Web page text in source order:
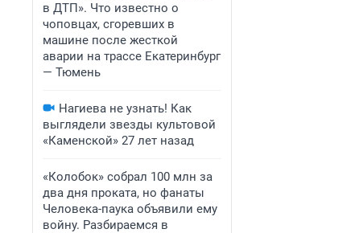
в ДТП». Что известно о
чоповцах, сгоревших в
машине после жесткой
аварии на трассе Екатеринбург
— Тюмень
Нагиева не узнать! Как
выглядели звезды культовой
«Каменской» 27 лет назад
«Колобок» собрал 100 млн за
два дня проката, но фанаты
Человека-паука объявили ему
войну. Разбираемся в